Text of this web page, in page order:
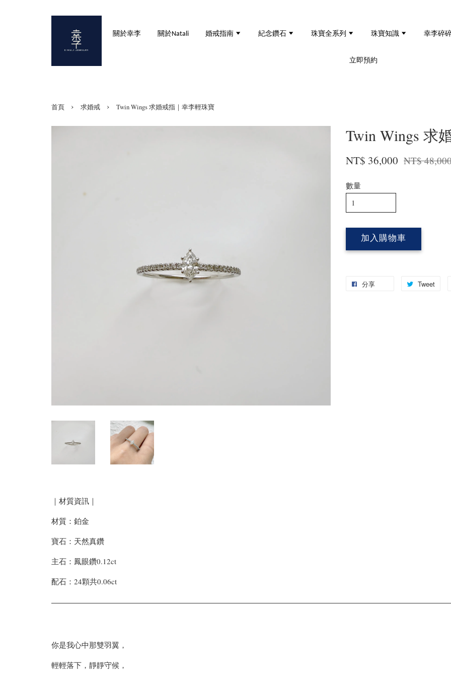
關於幸李 關於Natali 婚戒指南 紀念鑽石 珠寶全系列 珠寶知識 幸李碎
立即預約
首頁 › 求婚戒 › Twin Wings 求婚戒指｜幸李輕珠寶
Twin Wings 求
NT$ 36,000 NT$
數量
加入購物車
分享 Tweet
｜材質資訊｜
材質：鉑金
寶石：天然真鑽
主石：鳳眼鑽0.12ct
配石：24顆共0.06ct
你是我心中那雙羽翼，
輕輕落下，靜靜守候，